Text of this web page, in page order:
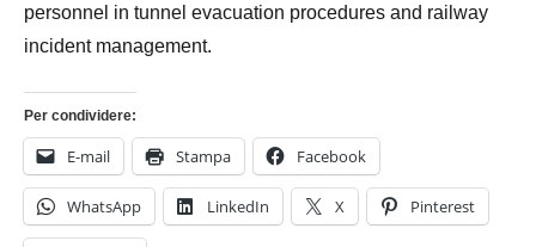
personnel in tunnel evacuation procedures and railway
incident management.
Per condividere:
E-mail Stampa Facebook
WhatsApp LinkedIn X Pinterest